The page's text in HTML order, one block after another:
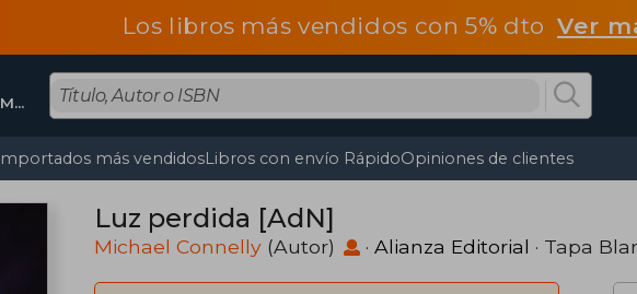
Los libros más vendidos con 5% dtoVer
Provincia De Madrid
más vendidosLibros con envío RápidoOpiniones de clientes
Luz perdida [AdN]
Michael Connelly (Autor) · Alianza Editorial · Tapa